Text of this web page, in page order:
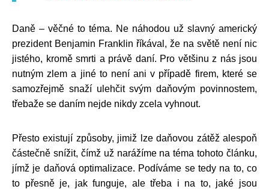
Daně – věčné to téma. Ne náhodou už slavný americký
prezident Benjamin Franklin říkával, že na světě není nic
jistého, kromě smrti a právě daní. Pro většinu z nás jsou
nutným zlem a jiné to není ani v případě firem, které se
samozřejmě snaží ulehčit svým daňovým povinnostem,
třebaže se daním nejde nikdy zcela vyhnout.
Přesto existují způsoby, jimiž lze daňovou zátěž alespoň
částečně snížit, čímž už narážíme na téma tohoto článku,
jímž je daňová optimalizace. Podíváme se tedy na to, co
to přesně je, jak funguje, ale třeba i na to, jaké jsou